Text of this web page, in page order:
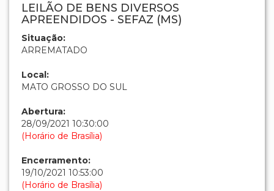
LEILÃO DE BENS DIVERSOS
APREENDIDOS - SEFAZ (MS)
Situação:
ARREMATADO
Local:
MATO GROSSO DO SUL
Abertura:
28/09/2021 10:30:00
(Horário de Brasília)
Encerramento:
19/10/2021 10:53:00
(Horário de Brasília)